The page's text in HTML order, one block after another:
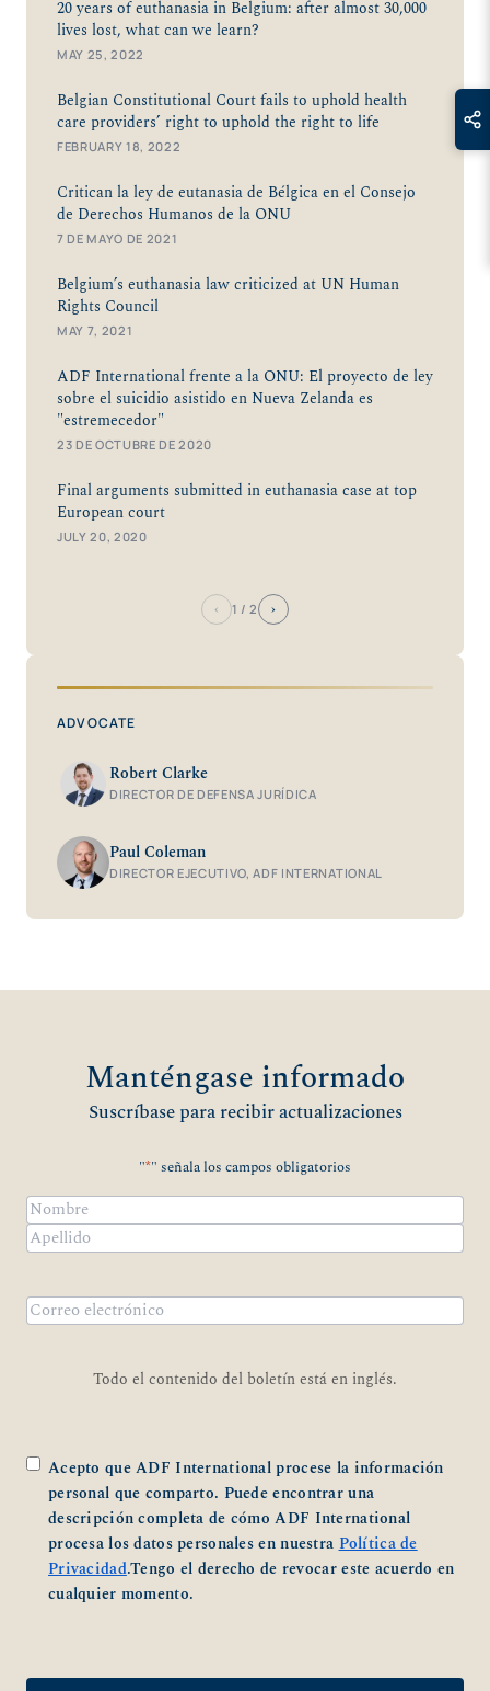
20 years of euthanasia in Belgium: after almost 30,000
lives lost, what can we learn?
MAY 25, 2022
Belgian Constitutional Court fails to uphold health
care providers’ right to uphold the right to life
FEBRUARY 18, 2022
Critican la ley de eutanasia de Bélgica en el Consejo
de Derechos Humanos de la ONU
7 DE MAYO DE 2021
Belgium’s euthanasia law criticized at UN Human
Rights Council
MAY 7, 2021
ADF International frente a la ONU: El proyecto de ley
sobre el suicidio asistido en Nueva Zelanda es
"estremecedor"
23 DE OCTUBRE DE 2020
Final arguments submitted in euthanasia case at top
European court
JULY 20, 2020
‹ 1 / 2 ›
ADVOCATE
Robert Clarke
DIRECTOR DE DEFENSA JURÍDICA
Paul Coleman
DIRECTOR EJECUTIVO, ADF INTERNATIONAL
Manténgase informado
Suscríbase para recibir actualizaciones
"*" señala los campos obligatorios
Nombre*
Nombre
electrónico*
Todo el contenido del boletín está en inglés.
*
Acepto que ADF International procese la información
personal que comparto. Puede encontrar una
descripción completa de cómo ADF International
procesa los datos personales en nuestraPolítica de
Privacidad.Tengo el derecho de revocar este acuerdo en
cualquier momento.